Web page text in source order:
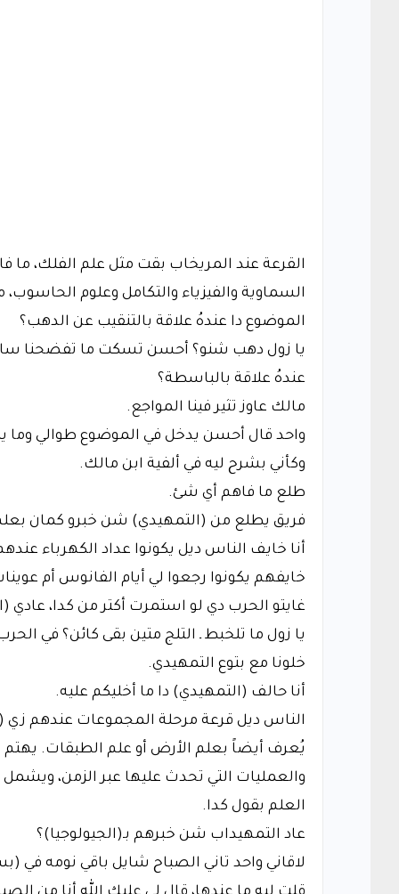
القرعة عند المريخاب بقت مثل علم الفلك، ما
السماوية والفيزياء والتكامل وعلوم
الموضوع دا عندهُ علاقة بالتنقيب عن الدهب؟
يا زول دهب شنو؟ أحسن تسكت ما تفضحنا
عندهُ علاقة بالباسطة؟
مالك عاوز تثير فينا المواجع.
واحد قال أحسن يدخل في الموضوع طوالي وما
وكأني بشرح ليه في ألفية ابن مالك.
طلع ما فاهم أي شئ.
فريق يطلع من (التمهيدي) شن خبرو كمان
أنا خايف الناس ديل يكونوا عداد الكهرباء
خايفهم يكونوا رجعوا لي أيام الفانوس أم
غايتو الحرب دي لو استمرت أكتر من كدا، عادي
يا زول ما تلخبط ـ التلج متين بقى كائن؟ في
خلونا مع بتوع التمهيدي.
أنا حالف (التمهيدي) دا ما أخليكم عليه.
الناس ديل قرعة مرحلة المجموعات عندهم زي
يُعرف أيضاً بعلم الأرض أو علم الطبقات. يهتم
والعمليات التي تحدث عليها عبر الزمن،
العلم بقول كدا.
عاد التمهيداب شن خبرهم بـ(الجيولوجيا)؟
لاقاني واحد تاني الصباح شايل باقي نومه في